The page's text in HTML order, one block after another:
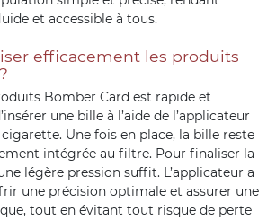
et accessible à tous.
efficacement les produits
Bomber Card est rapide et
une bille à l’aide de l’applicateur
Une fois en place, la bille reste
intégrée au filtre. Pour finaliser la
légère pression suffit. L’applicateur a
une précision optimale et assurer une
tout en évitant tout risque de perte